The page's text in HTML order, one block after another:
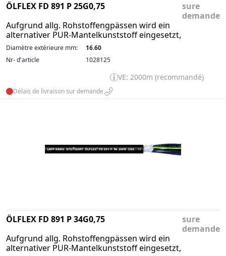
ÖLFLEX FD 891 P 25G0,75
Aufgrund allg. Rohstoffengpässen wird ein
alternativer PUR-Mantelkunststoff eingesetzt,
sure
demande
Diamètre extérieure mm:
16.60
Nr- d'article
1028125
VE: 2000m (recommandé)
Délais de livraison sur demande
ÖLFLEX FD 891 P 34G0,75
Aufgrund allg. Rohstoffengpässen wird ein
alternativer PUR-Mantelkunststoff eingesetzt,
sure
demande